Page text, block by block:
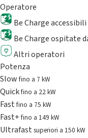
Operatore
Be Charge
Be Charge ospitate
Altri operatori
Potenza
Slowfino a 7 kW
Quickfino a 22 kW
Fastfino a 75 kW
Fast+fino a 149 kW
Ultrafast superiori a 150 kW